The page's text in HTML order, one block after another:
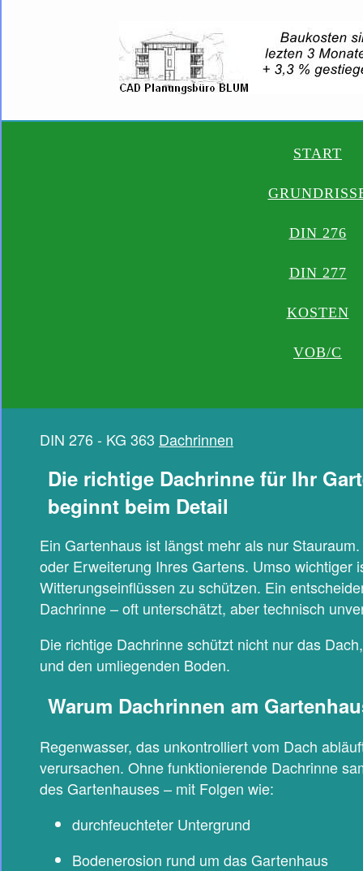
START
DIN 276
DIN 277
KOSTEN
VOB/C
DIN 276 - KG 363 Dachrinnen
Die richtige Dachrinne für Ihr
beginnt beim Detail
Ein Gartenhaus ist längst mehr als nur
oder Erweiterung Ihres Gartens. Umso wichtiger
Witterungseinflüssen zu schützen. Ein
Dachrinne – oft unterschätzt, aber technisch
Die richtige Dachrinne schützt nicht nur das
und den umliegenden Boden.
Warum Dachrinnen am
Regenwasser, das unkontrolliert vom Dach
verursachen. Ohne funktionierende Dachrinne
des Gartenhauses – mit Folgen wie:
durchfeuchteter Untergrund
Bodenerosion rund um das Gartenhaus